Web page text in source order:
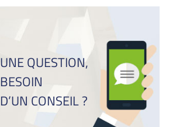
UNE QUESTION,
BESOIN
D’UN CONSEIL ?